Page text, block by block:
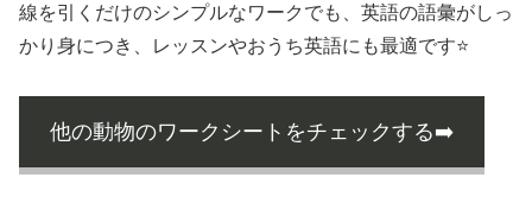
線を引くだけのシンプルなワークでも、英語の語彙がしっ
かり身につき、レッスンやおうち英語にも最適です⭐️
他の動物のワークシートをチェックする➡️